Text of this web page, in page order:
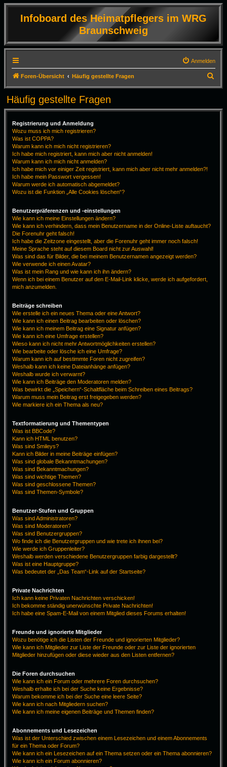
Infoboard des Heimatpflegers im WRG
Braunschweig
Anmelden
Foren-Übersicht Häufig gestellte Fragen
u
h
Häufig gestellte Fragen
Registrierung und Anmeldung
Wozu muss ich mich registrieren?
Was ist COPPA?
Warum kann ich mich nicht registrieren?
Ich habe mich registriert, kann mich aber nicht anmelden!
Warum kann ich mich nicht anmelden?
Ich habe mich vor einiger Zeit registriert, kann mich aber nicht mehr anmelden?!
Ich habe mein Passwort vergessen!
Warum werde ich automatisch abgemeldet?
Wozu ist die Funktion „Alle Cookies löschen“?
Benutzerpräferenzen und -einstellungen
Wie kann ich meine Einstellungen ändern?
Wie kann ich verhindern, dass mein Benutzername in der Online-Liste auftaucht?
Die Forenuhr geht falsch!
Ich habe die Zeitzone eingestellt, aber die Forenuhr geht immer noch falsch!
Meine Sprache steht auf diesem Board nicht zur Auswahl!
Was sind das für Bilder, die bei meinem Benutzernamen angezeigt werden?
Wie verwende ich einen Avatar?
Was ist mein Rang und wie kann ich ihn ändern?
Wenn ich bei einem Benutzer auf den E-Mail-Link klicke, werde ich aufgefordert,
mich anzumelden.
Beiträge schreiben
Wie erstelle ich ein neues Thema oder eine Antwort?
Wie kann ich einen Beitrag bearbeiten oder löschen?
Wie kann ich meinem Beitrag eine Signatur anfügen?
Wie kann ich eine Umfrage erstellen?
Wieso kann ich nicht mehr Antwortmöglichkeiten erstellen?
Wie bearbeite oder lösche ich eine Umfrage?
Warum kann ich auf bestimmte Foren nicht zugreifen?
Weshalb kann ich keine Dateianhänge anfügen?
Weshalb wurde ich verwarnt?
Wie kann ich Beiträge den Moderatoren melden?
Was bewirkt die „Speichern“-Schaltfläche beim Schreiben eines Beitrags?
Warum muss mein Beitrag erst freigegeben werden?
Wie markiere ich ein Thema als neu?
Textformatierung und Thementypen
Was ist BBCode?
Kann ich HTML benutzen?
Was sind Smileys?
Kann ich Bilder in meine Beiträge einfügen?
Was sind globale Bekanntmachungen?
Was sind Bekanntmachungen?
Was sind wichtige Themen?
Was sind geschlossene Themen?
Was sind Themen-Symbole?
Benutzer-Stufen und Gruppen
Was sind Administratoren?
Was sind Moderatoren?
Was sind Benutzergruppen?
Wo finde ich die Benutzergruppen und wie trete ich ihnen bei?
Wie werde ich Gruppenleiter?
Weshalb werden verschiedene Benutzergruppen farbig dargestellt?
Was ist eine Hauptgruppe?
Was bedeutet der „Das Team“-Link auf der Startseite?
Private Nachrichten
Ich kann keine Privaten Nachrichten verschicken!
Ich bekomme ständig unerwünschte Private Nachrichten!
Ich habe eine Spam-E-Mail von einem Mitglied dieses Forums erhalten!
Freunde und ignorierte Mitglieder
Wozu benötige ich die Listen der Freunde und ignorierten Mitglieder?
Wie kann ich Mitglieder zur Liste der Freunde oder zur Liste der ignorierten
Mitglieder hinzufügen oder diese wieder aus den Listen entfernen?
Die Foren durchsuchen
Wie kann ich ein Forum oder mehrere Foren durchsuchen?
Weshalb erhalte ich bei der Suche keine Ergebnisse?
Warum bekomme ich bei der Suche eine leere Seite?
Wie kann ich nach Mitgliedern suchen?
Wie kann ich meine eigenen Beiträge und Themen finden?
Abonnements und Lesezeichen
Was ist der Unterschied zwischen einem Lesezeichen und einem Abonnements
für ein Thema oder Forum?
Wie kann ich ein Lesezeichen auf ein Thema setzen oder ein Thema abonnieren?
Wie kann ich ein Forum abonnieren?